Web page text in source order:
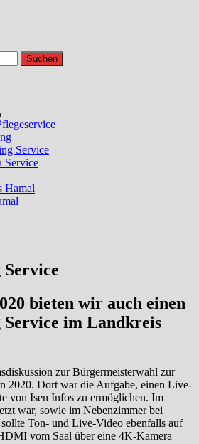
Service
Service
Hamal
bieten wir auch einen
im Landkreis
zur Bürgermeisterwahl zur
2020. Dort war die Aufgabe, einen Live-
von Isen Infos zu ermöglichen. Im
war, sowie im Nebenzimmer bei
Ton- und Live-Video ebenfalls auf
vom Saal über eine 4K-Kamera